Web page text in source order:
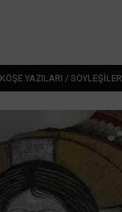
KÖŞE YAZILARI / SÖYLEŞİLER